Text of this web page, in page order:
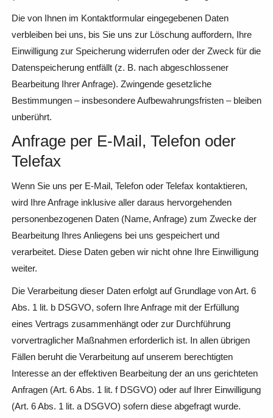
Die von Ihnen im Kontaktformular eingegebenen Daten
verbleiben bei uns, bis Sie uns zur Löschung auffordern, Ihre
Einwilligung zur Speicherung widerrufen oder der Zweck für die
Datenspeicherung entfällt (z. B. nach abgeschlossener
Bearbeitung Ihrer Anfrage). Zwingende gesetzliche
Bestimmungen – insbesondere Aufbewahrungsfristen – bleiben
unberührt.
Anfrage per E-Mail, Telefon oder
Telefax
Wenn Sie uns per E-Mail, Telefon oder Telefax kontaktieren,
wird Ihre Anfrage inklusive aller daraus hervorgehenden
personenbezogenen Daten (Name, Anfrage) zum Zwecke der
Bearbeitung Ihres Anliegens bei uns gespeichert und
verarbeitet. Diese Daten geben wir nicht ohne Ihre Einwilligung
weiter.
Die Verarbeitung dieser Daten erfolgt auf Grundlage von Art. 6
Abs. 1 lit. b DSGVO, sofern Ihre Anfrage mit der Erfüllung
eines Vertrags zusammenhängt oder zur Durchführung
vorvertraglicher Maßnahmen erforderlich ist. In allen übrigen
Fällen beruht die Verarbeitung auf unserem berechtigten
Interesse an der effektiven Bearbeitung der an uns gerichteten
Anfragen (Art. 6 Abs. 1 lit. f DSGVO) oder auf Ihrer Einwilligung
(Art. 6 Abs. 1 lit. a DSGVO) sofern diese abgefragt wurde.